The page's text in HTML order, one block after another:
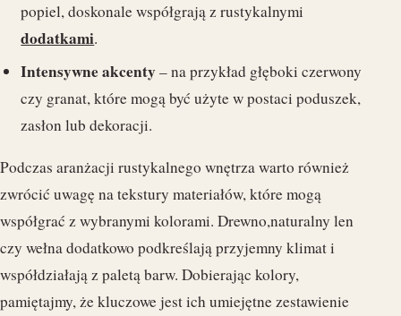
popiel, doskonale współgrają z rustykalnymi
dodatkami.
Intensywne akcenty– na przykład głęboki czerwony
czy granat, które mogą być użyte w postaci poduszek,
zasłon lub dekoracji.
Podczas aranżacji rustykalnego wnętrza warto również
zwrócić uwagę na tekstury materiałów, które mogą
współgrać z wybranymi kolorami. Drewno,naturalny len
czy wełna dodatkowo podkreślają przyjemny klimat i
współdziałają z paletą barw. Dobierając kolory,
pamiętajmy, że kluczowe jest ich umiejętne zestawienie